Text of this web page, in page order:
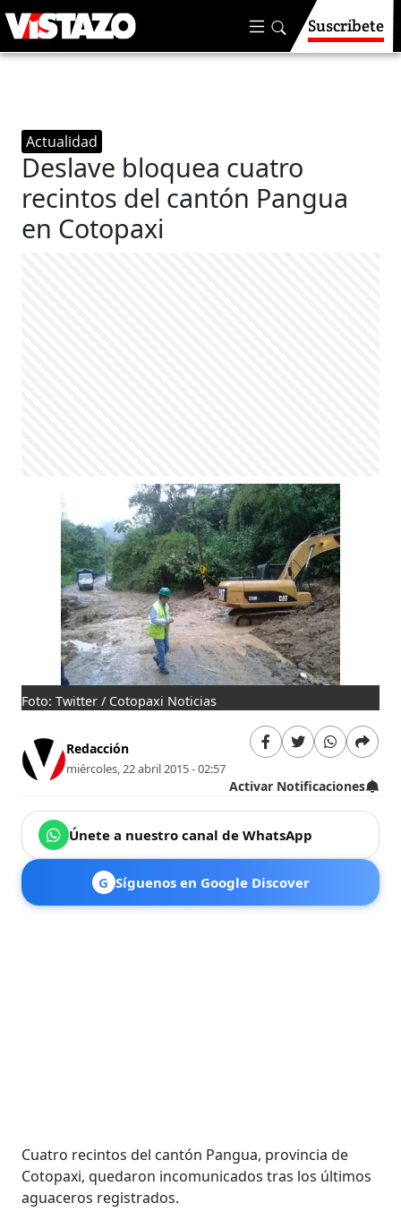
Suscríbete
Actualidad
Deslave bloquea cuatro
recintos del cantón Pangua
en Cotopaxi
Foto: Twitter / Cotopaxi Noticias
Redacción
miércoles, 22 abril 2015 - 02:57
Activar Notificaciones
Únete a nuestro canal de WhatsApp
G Síguenos en Google Discover
Cuatro recintos del cantón Pangua, provincia de
Cotopaxi, quedaron incomunicados tras los últimos
aguaceros registrados.